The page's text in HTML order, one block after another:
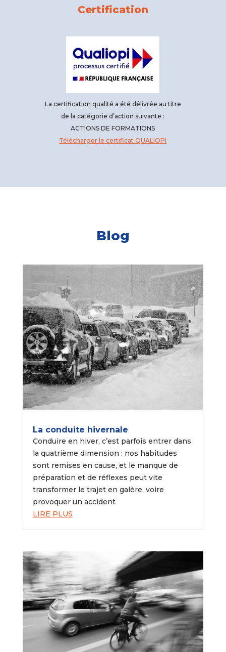
Certification
La certification qualité a été délivrée au titre
de la catégoried’action suivante :
ACTIONS DE FORMATIONS
Télécharger le certificat QUALIOPI
Blog
La conduite hivernale
Conduire en hiver, c’est parfois entrer dans
la quatrième dimension : nos habitudes
sont remises en cause, et le manque de
préparation et de réflexes peut vite
transformer le trajet en galère, voire
provoquer un accident
LIRE PLUS